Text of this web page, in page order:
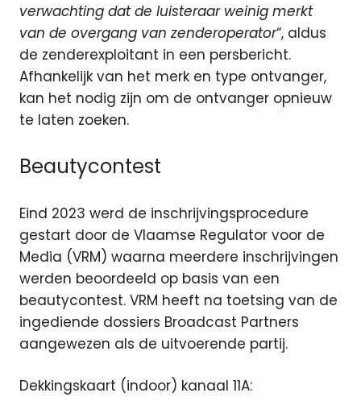
verwachting dat de luisteraar weinig merkt
van de overgang van zenderoperator“, aldus
de zenderexploitant in een persbericht.
Afhankelijk van het merk en type ontvanger,
kan het nodig zijn om de ontvanger opnieuw
te laten zoeken.
Beautycontest
Eind 2023 werd de inschrijvingsprocedure
gestart door de Vlaamse Regulator voor de
Media (VRM) waarna meerdere inschrijvingen
werden beoordeeld op basis van een
beautycontest. VRM heeft na toetsing van de
ingediende dossiers Broadcast Partners
aangewezen als de uitvoerende partij.
Dekkingskaart (indoor) kanaal 11A: